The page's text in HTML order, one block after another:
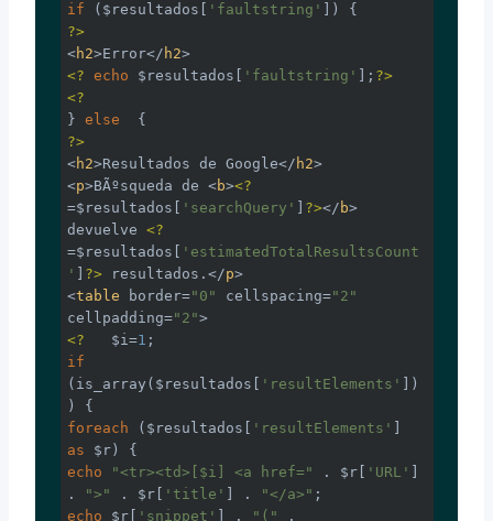
if ($resultados[ 'faultstring'
?>
<h2>Error</ h2>
<? echo $resultados[ 'faultstring' ]; ?>
<?
} else
?>
<h2>Resultados de Google</ h2>
<p>BÃºsqueda de <b><?
=$resultados[
'searchQuery' ?></ b>
devuelve <?
=$resultados[
'estimatedTotalResultsCount
'
?> resultados. </p>
<table border="0" cellspacing="2"
cellpadding="2">
<?
   $i=
1
if
(is_array($resultados[
'resultElements'
])
foreach ($resultados[ 'resultElements'
as
echo
"<tr><td>[$i] <a href=" . $r[ 'URL'
.
">" . $r[ 'title' ] . "</a>"
echo $r[ 'snippet' ] . "("
.